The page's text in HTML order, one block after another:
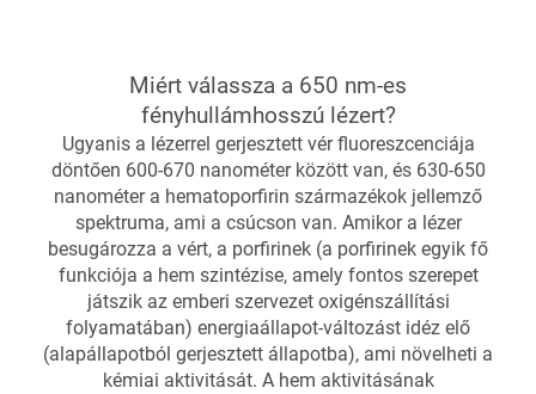
Miért válassza a 650 nm-es
fényhullámhosszú lézert?
Ugyanis a lézerrel gerjesztett vér fluoreszcenciája
döntően 600-670 nanométer között van, és 630-650
nanométer a hematoporfirin származékok jellemző
spektruma, ami a csúcson van. Amikor a lézer
besugározza a vért, a porfirinek (a porfirinek egyik fő
funkciója a hem szintézise, ​​amely fontos szerepet
játszik az emberi szervezet oxigénszállítási
folyamatában) energiaállapot-változást idéz elő
(alapállapotból gerjesztett állapotba), ami növelheti a
kémiai aktivitását. A hem aktivitásának